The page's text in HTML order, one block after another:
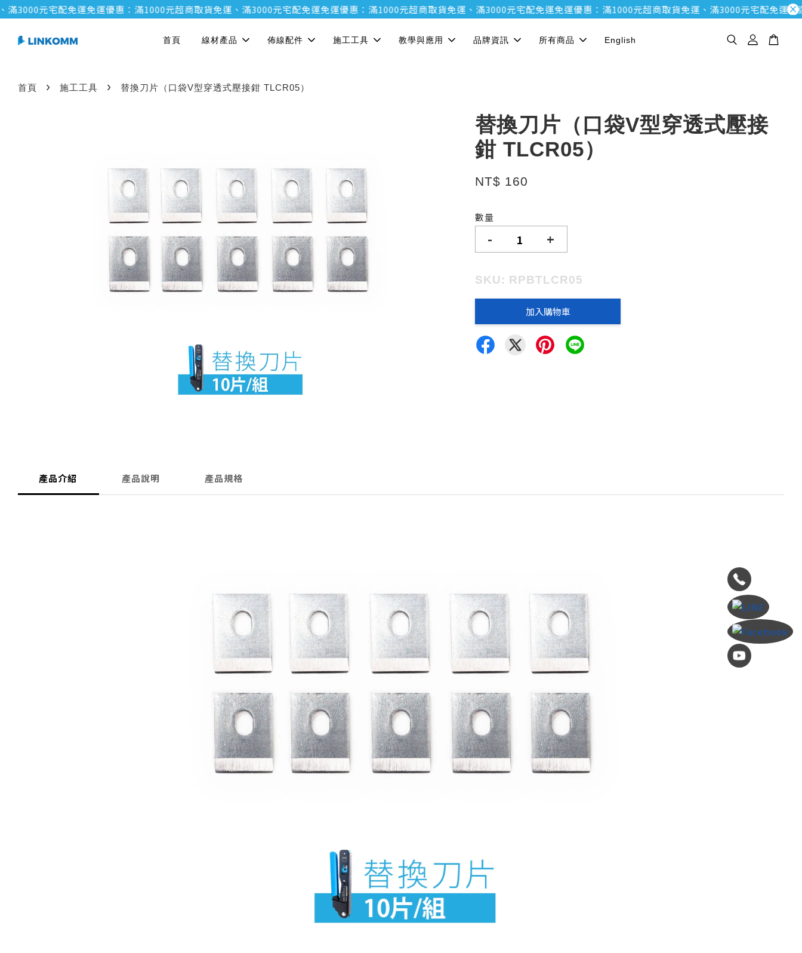
3000元宅配免運免運優惠：滿1000元超商取貨免運、滿3000元宅配免運免運優惠：滿1000元超商取貨免運、滿3000元宅配免運免運優惠：滿1000元超商取貨免運、滿3000元宅配免運免運
首頁 線材產品 佈線配件 施工工具 教學與應用 品牌資訊 所有商品 English
首頁 › 施工工具 › 替換刀片（口袋V型穿透式壓接鉗 TLCR05）
替換刀片（口袋V型穿透式壓接
鉗 TLCR05）
NT$ 160
數量
- +
SKU: RPBTLCR05
加入購物車
產品介紹 產品說明 產品規格